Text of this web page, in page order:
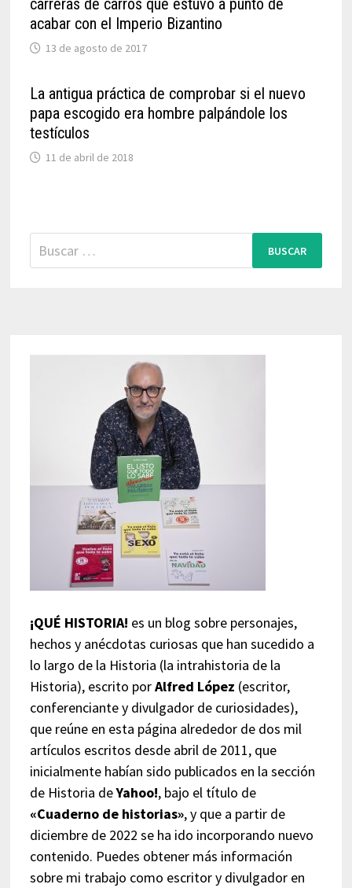
carreras de carros que estuvo a punto de
acabar con el Imperio Bizantino
13 de agosto de 2017
La antigua práctica de comprobar si el nuevo
papa escogido era hombre palpándole los
testículos
11 de abril de 2018
Buscar:
¡QUÉ HISTORIA! es un blog sobre personajes,
hechos y anécdotas curiosas que han sucedido a
lo largo de la Historia (la intrahistoria de la
Historia), escrito porAlfred López (escritor,
conferenciante y divulgador de curiosidades),
que reúne en esta página alrededor de dos mil
artículos escritos desde abril de 2011, que
inicialmente habían sido publicados en la sección
de Historia deYahoo!, bajo el título de
«Cuaderno de historias», y que a partir de
diciembre de 2022 se ha ido incorporando nuevo
contenido. Puedes obtener más información
sobre mi trabajo como escritor y divulgador en